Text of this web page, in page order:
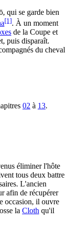
qui se garde bien
[1]. À un moment
de la Coupe et
puis disparaît.
du cheval
02 à 13.
éliminer l'hôte
tous deux battre
L'ancien
afin de récupérer
occasion, il ouvre
la Cloth qu'il